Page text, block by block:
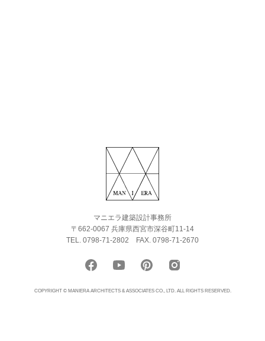
マニエラ建築設計事務所
〒662-0067 兵庫県西宮市深谷町11-14
TEL. 0798-71-2802 FAX. 0798-71-2670
COPYRIGHT © MANIERA ARCHITECTS & ASSOCIATES CO., LTD. ALL RIGHTS RESERVED.